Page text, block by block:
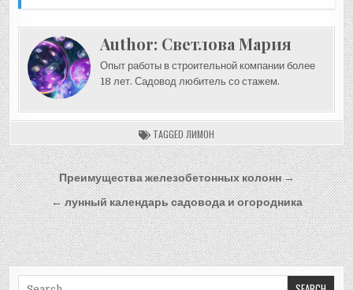
Author: Светлова Мария
Опыт работы в строительной компании более
18 лет. Садовод любитель со стажем.
TAGGED ЛИМОН
Навигация
по
записям
Преимущества железобетонных колонн →
← лунный календарь садовода и огородника